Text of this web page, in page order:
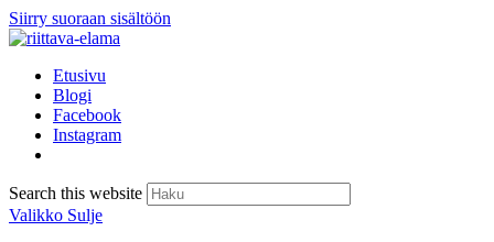
Siirry suoraan sisältöön
Etusivu
Blogi
Facebook
Instagram
Search this website
Valikko Sulje